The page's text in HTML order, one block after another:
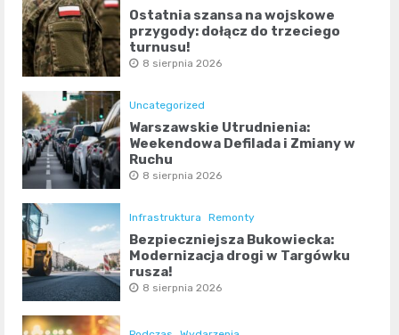
Ostatnia szansa na wojskowe
przygody: dołącz do trzeciego
turnusu!
8 sierpnia 2026
Uncategorized
Warszawskie Utrudnienia:
Weekendowa Defilada i Zmiany w
Ruchu
8 sierpnia 2026
Infrastruktura Remonty
Bezpieczniejsza Bukowiecka:
Modernizacja drogi w Targówku
rusza!
8 sierpnia 2026